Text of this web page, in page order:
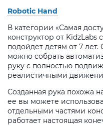
Robotic Hand
В категории «Самая
конструктор от
подойдет детям от 7
можно собрать
руку с полностью
реалистичными
Созданная рука похожа
ее вы можете
отдельными частями
работает настоящая